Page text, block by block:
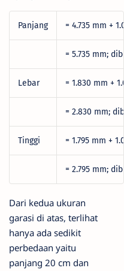
Panjang = 4.735 mm +
= 5.735 mm;
Lebar = 1.830 mm +
= 2.830 mm;
Tinggi = 1.795 mm +
= 2.795 mm;
Dari kedua ukuran
garasi di atas, terlihat
hanya ada sedikit
perbedaan yaitu
panjang 20 cm dan